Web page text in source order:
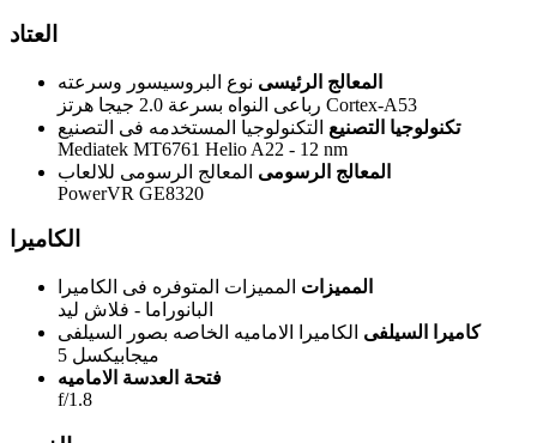
العتاد
المعالج الرئيسى نوع البروسيسور وسرعته
رباعى النواه بسرعة 2.0 جيجا هرتز Cortex-A53
تكنولوجيا التصنيع التكنولوجيا المستخدمه فى التصنيع
Mediatek MT6761 Helio A22 - 12 nm
المعالج الرسومى المعالج الرسومى للالعاب
PowerVR GE8320
الكاميرا
المميزات المميزات المتوفره فى الكاميرا
البانوراما - فلاش ليد
كاميرا السيلفى الكاميرا الاماميه الخاصه بصور السيلفى
5 ميجابيكسل
فتحة العدسة الاماميه
f/1.8